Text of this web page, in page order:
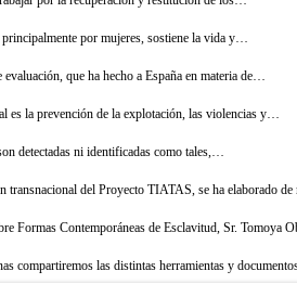
principalmente por mujeres, sostiene la vida y…
que ha hecho a España en materia de…
es la prevención de la explotación, las violencias y…
detectadas ni identificadas como tales,…
transnacional del Proyecto TIATAS, se ha elaborado
Formas Contemporáneas de Esclavitud, Sr. Tomoya
compartiremos las distintas herramientas y